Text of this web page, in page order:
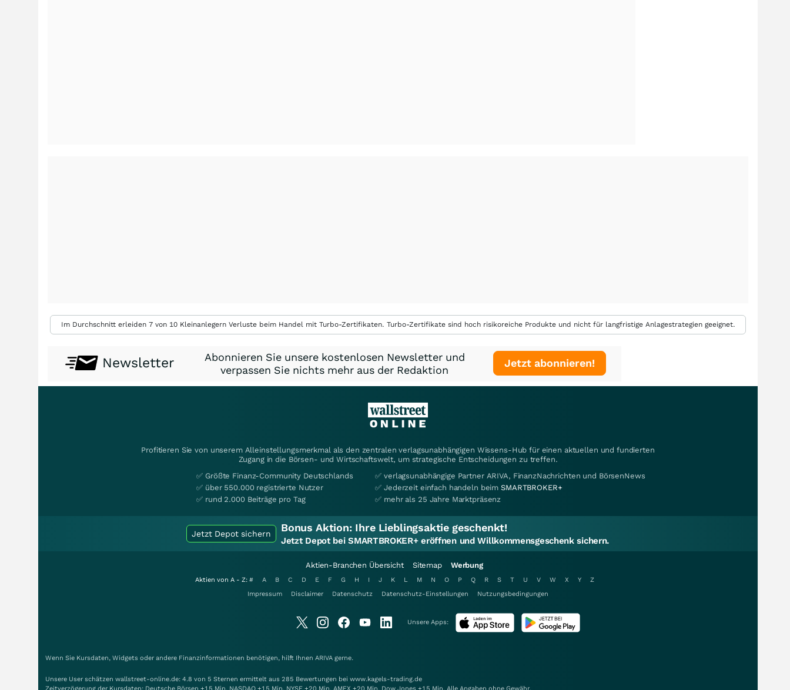
Im Durchschnitt erleiden 7 von 10 Kleinanlegern Verluste beim Handel mit Turbo-Zertifikaten. Turbo-Zertifikate sind hoch risikoreiche Produkte und nicht für langfristige Anlagestrategien geeignet.
Newsletter
Abonnieren Sie unsere kostenlosen Newsletter und
verpassen Sie nichts mehr aus der Redaktion
Jetzt abonnieren!
Profitieren Sie von unserem Alleinstellungsmerkmal als den zentralen verlagsunabhängigen Wissens-Hub für einen aktuellen und fundierten
Zugang in die Börsen- und Wirtschaftswelt, um strategische Entscheidungen zu treffen.
✅ Größte Finanz-Community Deutschlands
✅ über 550.000 registrierte Nutzer
✅ rund 2.000 Beiträge pro Tag
✅ verlagsunabhängige Partner ARIVA, FinanzNachrichten und BörsenNews
✅ Jederzeit einfach handeln beimSMARTBROKER+
✅ mehr als 25 Jahre Marktpräsenz
Jetzt Depot sichern Bonus Aktion: Ihre Lieblingsaktie geschenkt!
Jetzt Depot bei SMARTBROKER+ eröffnen und Willkommensgeschenk sichern.
Aktien-Branchen Übersicht Sitemap Werbung
Aktien von A - Z: # A B C D E F G H I J K L M N O P Q R S T U V W X Y
Z
Impressum
Disclaimer Datenschutz Datenschutz-Einstellungen Nutzungsbedingungen
Unsere Apps:
Wenn Sie Kursdaten, Widgets oder andere Finanzinformationen benötigen, hilft Ihnen ARIVA gerne.
Unsere User schätzen wallstreet-online.de: 4.8 von 5 Sternen ermittelt aus 285 Bewertungen bei www.kagels-trading.de